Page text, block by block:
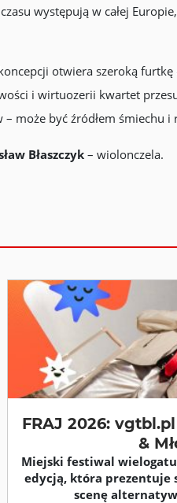
występują w całej
otwiera szeroką
i wirtuozerii kwartet
może być źródłem śmiechu i
Błaszczyk– wiolonczela.
FRAJ 2026:
&
Miejski festiwal
edycją, która prezentuje
scenę